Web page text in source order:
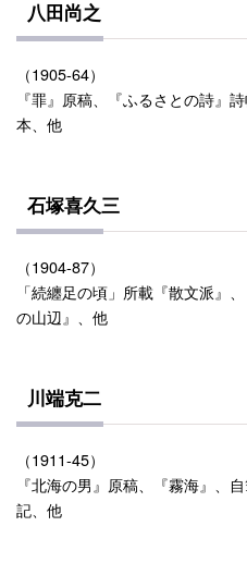
八田尚之
（1905-64）
『罪』原稿、『ふるさとの詩』
本、他
石塚喜久三
（1904-87）
「続纏足の頃」所載『散文派』
の山辺』、他
川端克二
（1911-45）
『北海の男』原稿、『霧海』、
記、他